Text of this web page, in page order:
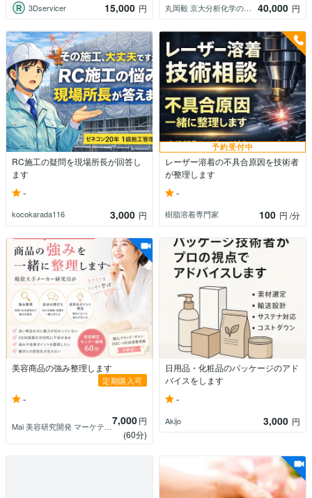
3Dservicer
15,000 円 丸岡毅 京大分析化学の起業家 40,000 円
RC施工の疑問を現場所長が回答し
ます
-
kocokarada116 3,000 円
予約受付中
レーザー溶着の不具合原因を技術者
が整理します
-
樹脂溶着専門家 100 円 /分
美容商品の強み整理します
定期購入可
-
Mai 美容研究開発 マーケティング戦略7,000円
(60分)
日用品・化粧品のパッケージのアド
バイスをします
-
Akijo 3,000 円